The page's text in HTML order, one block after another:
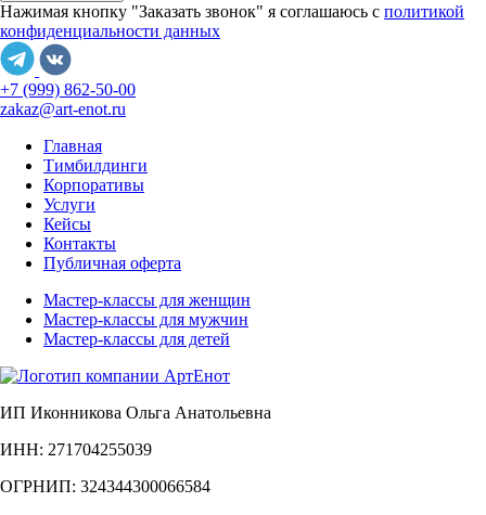
Нажимая кнопку "Заказать звонок" я соглашаюсь с политикой
конфиденциальности данных
+7 (999) 862-50-00
zakaz@art-enot.ru
Главная
Тимбилдинги
Корпоративы
Услуги
Кейсы
Контакты
Публичная оферта
Мастер-классы для женщин
Мастер-классы для мужчин
Мастер-классы для детей
ИП Иконникова Ольга Анатольевна
ИНН: 271704255039
ОГРНИП: 324344300066584